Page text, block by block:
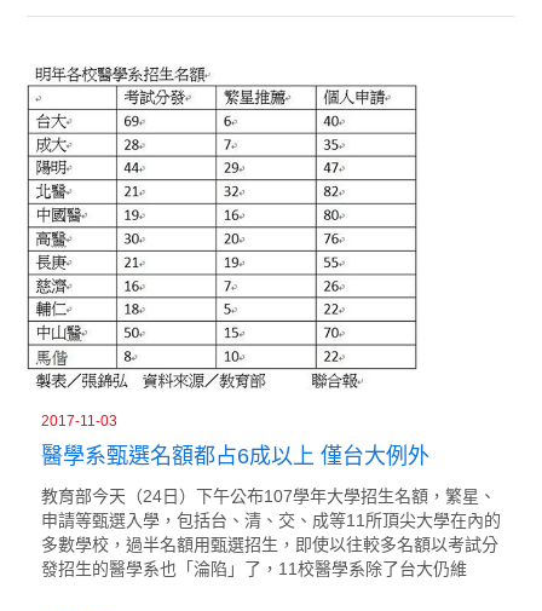
2017-11-03
醫學系甄選名額都占6成以上 僅台大例外
教育部今天（24日）下午公布107學年大學招生名額，繁星、
申請等甄選入學，包括台、清、交、成等11所頂尖大學在內的
多數學校，過半名額用甄選招生，即使以往較多名額以考試分
發招生的醫學系也「淪陷」了，11校醫學系除了台大仍維